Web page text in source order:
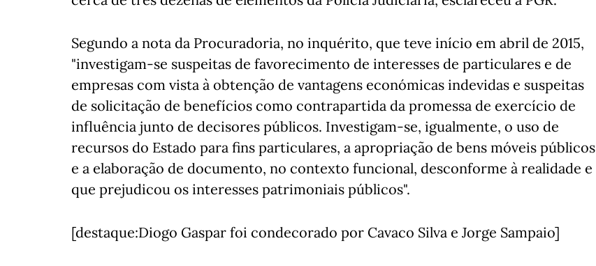
Segundo a nota da Procuradoria, no inquérito, que teve início em abril de 2015,
"investigam-se suspeitas de favorecimento de interesses de particulares e de
empresas com vista à obtenção de vantagens económicas indevidas e suspeitas
de solicitação de benefícios como contrapartida da promessa de exercício de
influência junto de decisores públicos. Investigam-se, igualmente, o uso de
recursos do Estado para fins particulares, a apropriação de bens móveis públicos
e a elaboração de documento, no contexto funcional, desconforme à realidade e
que prejudicou os interesses patrimoniais públicos".
[destaque:Diogo Gaspar foi condecorado por Cavaco Silva e Jorge Sampaio]